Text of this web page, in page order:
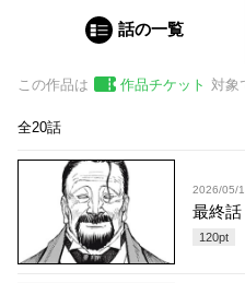
話の一覧
この作品は 作品チケット 対象
全20話
2026/05/
最終
120pt